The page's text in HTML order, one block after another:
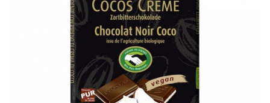
Mixuri bio si blaturi
Ciocolata, cacao si cafea
Cafea bio din cereale